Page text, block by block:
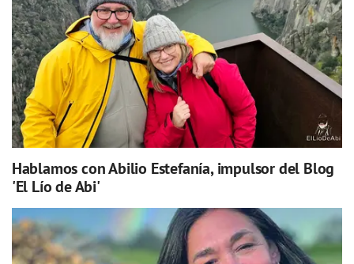
Hablamos con Abilio Estefanía, impulsor del Blog
'El Lío de Abi'